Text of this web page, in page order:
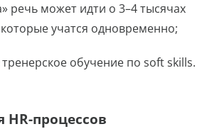
речь может идти о 3–4 тысячах
учатся одновременно;
тренерское обучение по soft skills.
процессов